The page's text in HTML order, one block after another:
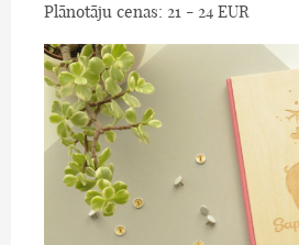
Plānotāju cenas: 21 - 24 EUR